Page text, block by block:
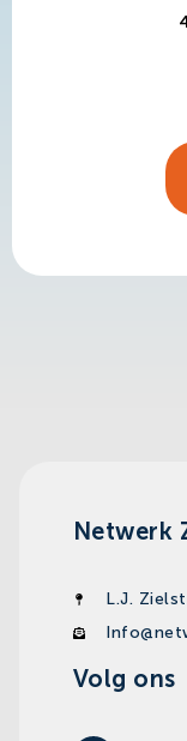
Netwerk
L.J.
Volg ons